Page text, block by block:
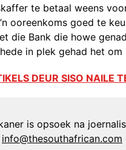
te betaal weens
ooreenkoms goed te
die Bank die howe
in plek gehad het
DEUR SISO NAILE
is opsoek na
info@thesouthafrican.com